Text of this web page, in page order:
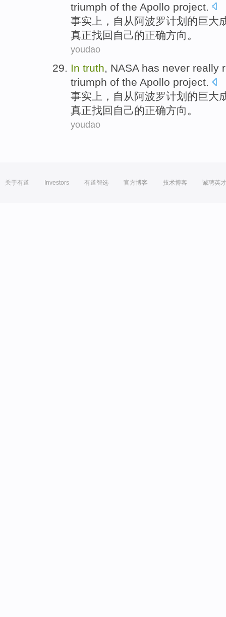
triumph of the Apollo project
事实上 ， 自从阿波罗计划的巨大
真正找回 自己的正确方向 。
youdao
In truth, NASA has never really
triumph of the Apollo project.
事实上 ， 自从 阿波罗计划 的巨大
真正找回 自己的正确方向 。
youdao
关于有道 Investors 有道智选 官方博客 技术博客 诚聘英才